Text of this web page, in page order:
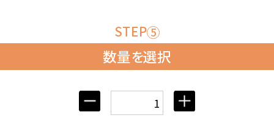
STEP 5
数量を選択